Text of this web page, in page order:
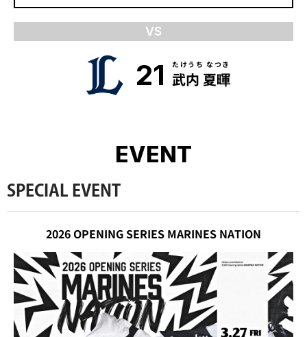
VS
21 武内 夏暉
たけうち なつき
EVENT
SPECIAL EVENT
2026 OPENING SERIES MARINES NATION